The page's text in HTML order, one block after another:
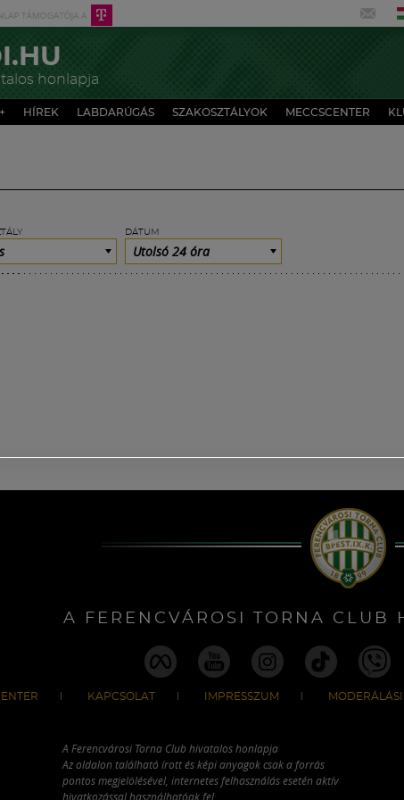
honlapja
HÍREK LABDARÚGÁS SZAKOSZTÁLYOK MECCSCENTER
DÁTUM
Utolsó 24 óra
A FERENCVÁROSI TORNA CLUB
KAPCSOLAT IMPRESSZUM
A Ferencvárosi Torna Club hivatalos honlapja
Az oldalon található írott és képi anyagok csak a forrás
pontos megjelölésével, internetes felhasználás esetén aktív
hivatkozással használhatóak fel.